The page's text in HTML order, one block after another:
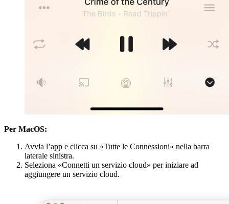
Per MacOS:
Avvia l’app e clicca su «Tutte le Connessioni» nella barra
laterale sinistra.
Seleziona «Connetti un servizio cloud» per iniziare ad
aggiungere un servizio cloud.